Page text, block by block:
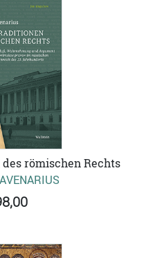
römischen Rechts